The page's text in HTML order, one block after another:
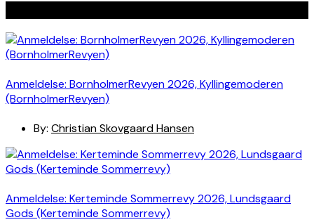
Anmeldelse: BornholmerRevyen 2026, Kyllingemoderen
(BornholmerRevyen)
By: Christian Skovgaard Hansen
Anmeldelse: Kerteminde Sommerrevy 2026, Lundsgaard
Gods (Kerteminde Sommerrevy)